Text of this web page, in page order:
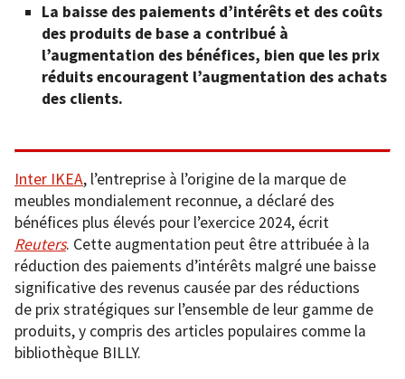
La baisse des paiements d’intérêts et des coûts
des produits de base a contribué à
l’augmentation des bénéfices, bien que les prix
réduits encouragent l’augmentation des achats
des clients.
Inter IKEA, l’entreprise à l’origine de la marque de
meubles mondialement reconnue, a déclaré des
bénéfices plus élevés pour l’exercice 2024, écrit
Reuters. Cette augmentation peut être attribuée à la
réduction des paiements d’intérêts malgré une baisse
significative des revenus causée par des réductions
de prix stratégiques sur l’ensemble de leur gamme de
produits, y compris des articles populaires comme la
bibliothèque BILLY.